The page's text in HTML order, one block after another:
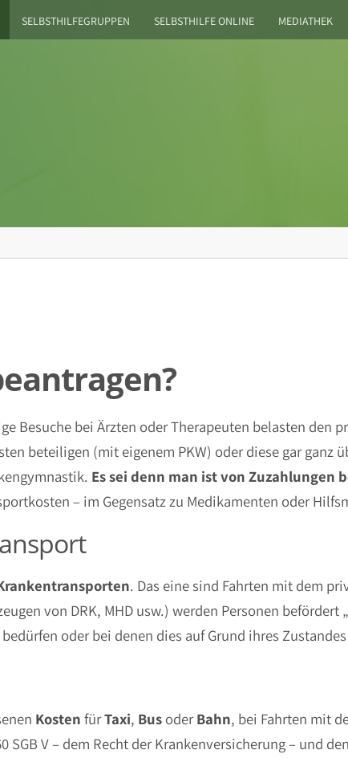
SELBSTHILFEGRUPPEN SELBSTHILFE ONLINE MEDIATHEK
Besuche bei Ärzten oder Therapeuten belasten den
beteiligen (mit eigenem PKW) oder diese gar ganz
Es sei denn man ist von Zuzahlungen
– im Gegensatz zu Medikamenten oder
. Das eine sind Fahrten mit dem
von DRK, MHD usw.) werden Personen
oder bei denen dies auf Grund ihres Zustandes
Kosten fürTaxi, Bus oderBahn, bei Fahrten mit
V – dem Recht der Krankenversicherung – und